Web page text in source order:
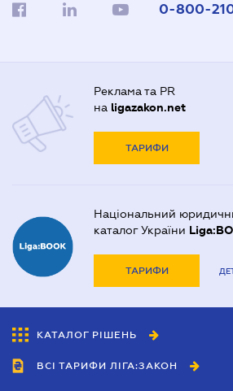
0-800-
Реклама та PR
на ligazakon.net
ТАРИФИ
Національний
каталог України
ТАРИФИ
КАТАЛОГ РІШЕНЬ
ВСІ ТАРИФИ ЛІГА:ЗАКОН